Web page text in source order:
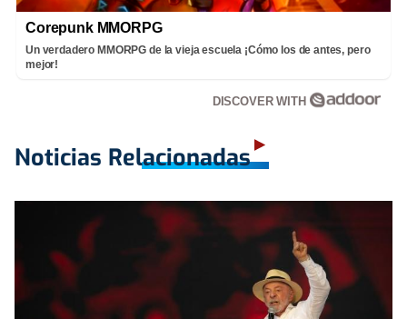
Corepunk MMORPG
Un verdadero MMORPG de la vieja escuela ¡Cómo los de antes, pero
mejor!
DISCOVER WITH
Noticias Relacionadas